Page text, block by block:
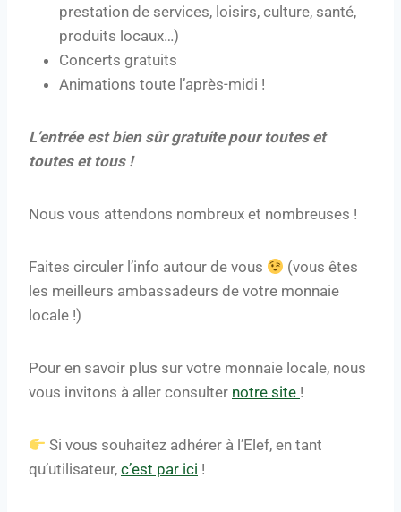
prestation de services, loisirs, culture, santé,
produits locaux…)
Concerts gratuits
Animations toute l’après-midi !
L’entrée est bien sûr gratuite pour toutes et
toutes et tous !
Nous vous attendons nombreux et nombreuses !
Faites circuler l’info autour de vous
(vous êtes
les meilleurs ambassadeurs de votre monnaie
locale !)
Pour en savoir plus sur votre monnaie locale, nous
vous invitons à aller consulter notre site !
Si vous souhaitez adhérer à l’Elef, en tant
qu’utilisateur, c’est par ici !